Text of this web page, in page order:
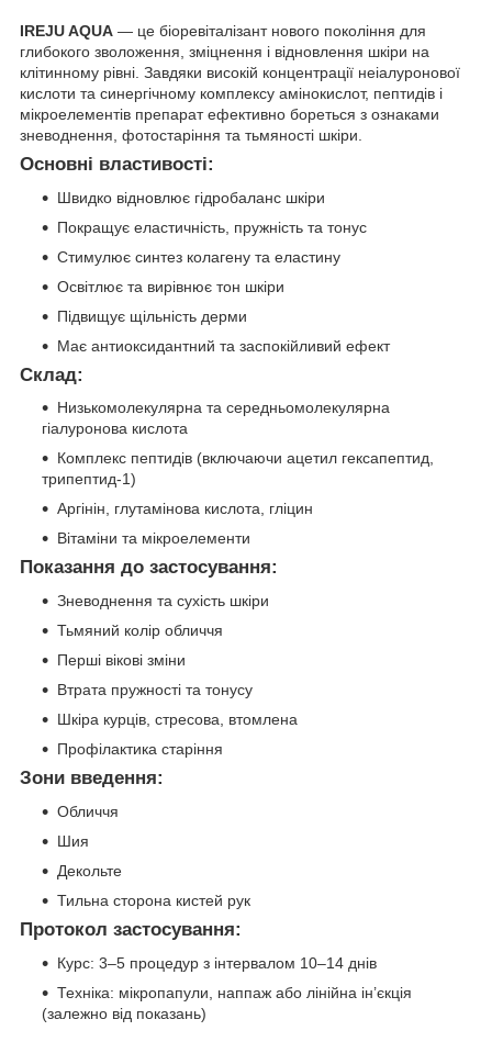
IREJU AQUA — це біоревіталізант нового покоління для
глибокого зволоження, зміцнення і відновлення шкіри на
клітинному рівні. Завдяки високій концентрації неіалуронової
кислоти та синергічному комплексу амінокислот, пептидів і
мікроелементів препарат ефективно бореться з ознаками
зневоднення, фотостаріння та тьмяності шкіри.
Основні властивості:
Швидко відновлює гідробаланс шкіри
Покращує еластичність, пружність та тонус
Стимулює синтез колагену та еластину
Освітлює та вирівнює тон шкіри
Підвищує щільність дерми
Має антиоксидантний та заспокійливий ефект
Склад:
Низькомолекулярна та середньомолекулярна
гіалуронова кислота
Комплекс пептидів (включаючи ацетил гексапептид,
трипептид-1)
Аргінін, глутамінова кислота, гліцин
Вітаміни та мікроелементи
Показання до застосування:
Зневоднення та сухість шкіри
Тьмяний колір обличчя
Перші вікові зміни
Втрата пружності та тонусу
Шкіра курців, стресова, втомлена
Профілактика старіння
Зони введення:
Обличчя
Шия
Декольте
Тильна сторона кистей рук
Протокол застосування:
Курс: 3–5 процедур з інтервалом 10–14 днів
Техніка: мікропапули, наппаж або лінійна ін’єкція
(залежно від показань)